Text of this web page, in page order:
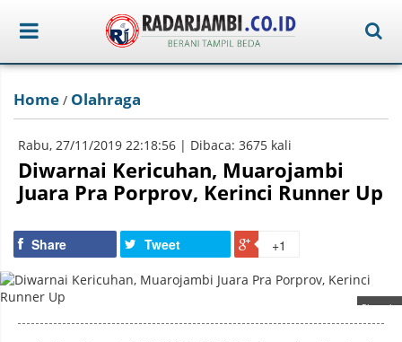
Home / Olahraga
Rabu, 27/11/2019 22:18:56 | Dibaca: 3675 kali
Diwarnai Kericuhan, Muarojambi
Juara Pra Porprov, Kerinci Runner Up
Share Tweet +1
Photo by